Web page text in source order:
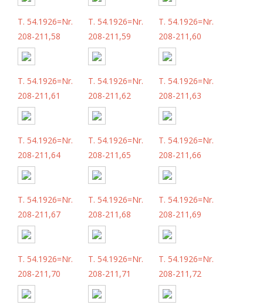
T. 54.1926=Nr.
208-211,58
T. 54.1926=Nr.
208-211,59
T. 54.1926=Nr.
208-211,60
T. 54.1926=Nr.
208-211,61
T. 54.1926=Nr.
208-211,62
T. 54.1926=Nr.
208-211,63
T. 54.1926=Nr.
208-211,64
T. 54.1926=Nr.
208-211,65
T. 54.1926=Nr.
208-211,66
T. 54.1926=Nr.
208-211,67
T. 54.1926=Nr.
208-211,68
T. 54.1926=Nr.
208-211,69
T. 54.1926=Nr.
208-211,70
T. 54.1926=Nr.
208-211,71
T. 54.1926=Nr.
208-211,72